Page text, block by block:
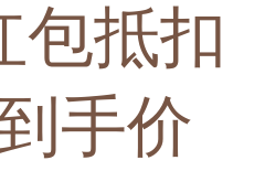
包抵扣
手价